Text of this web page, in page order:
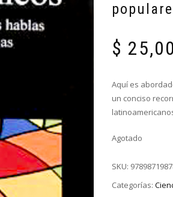
$
Aquí es
un conciso
Agotado
SKU:
Categorías: